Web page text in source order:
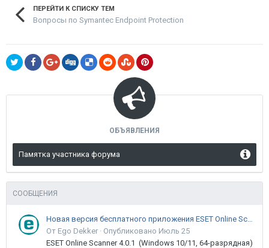
ПЕРЕЙТИ К СПИСКУ ТЕМ
Вопросы по Symantec Endpoint Protection
ОБЪЯВЛЕНИЯ
Памятка участника форума
СООБЩЕНИЯ
Новая версия бесплатного приложения ESET Online Scanner доступна пользователям
От Ego Dekker · Опубликовано Июль 25
ESET Online Scanner 4.0.1 (Windows 10/11, 64-разрядная)